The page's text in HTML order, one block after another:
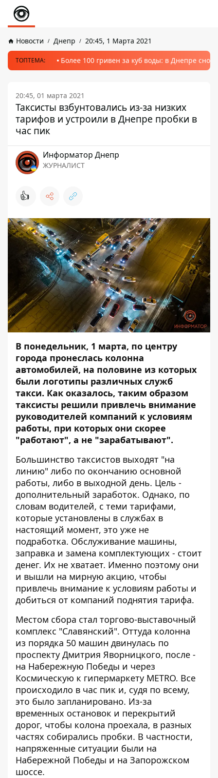
Новости Днепр 20:45, 1 Марта 2021
ТОПТЕМА: Более 100 гривен за куб воды: в Днепре
20:45, 01 марта 2021
Таксисты взбунтовались из-за низких
тарифов и устроили в Днепре пробки в
час пик
Информатор Днепр
ЖУРНАЛИСТ
👍
В понедельник, 1 марта, по центру
города пронеслась колонна
автомобилей, на половине из которых
были логотипы различных служб
такси. Как оказалось, таким образом
таксисты решили привлечь внимание
руководителей компаний к условиям
работы, при которых они скорее
"работают", а не "зарабатывают".
Большинство таксистов выходят "на
линию" либо по окончанию основной
работы, либо в выходной день. Цель -
дополнительный заработок. Однако, по
словам водителей, с теми тарифами,
которые установлены в службах в
настоящий момент, это уже не
подработка. Обслуживание машины,
заправка и замена комплектующих - стоит
денег. Их не хватает. Именно поэтому они
и вышли на мирную акцию, чтобы
привлечь внимание к условиям работы и
добиться от компаний поднятия тарифа.
Местом сбора стал торгово-выставочный
комплекс "Славянский". Оттуда колонна
из порядка 50 машин двинулась по
проспекту Дмитрия Яворницкого, после -
на Набережную Победы и через
Космическую к гипермаркету METRO. Все
происходило в час пик и, судя по всему,
это было запланировано. Из-за
временных остановок и перекрытий
дорог, чтобы колона проехала, в разных
частях собирались пробки. В частности,
напряженные ситуации были на
Набережной Победы и на Запорожском
шоссе.